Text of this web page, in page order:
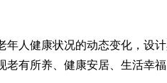
人健康状况的动态变化，设
有所养、健康安居、生活幸福